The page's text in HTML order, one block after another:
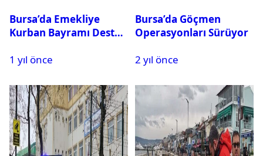
Bursa’da Emekliye
Kurban Bayramı Destek
1 yıl önce
Bursa’da Göçmen
Operasyonları Sürüyor
2 yıl önce